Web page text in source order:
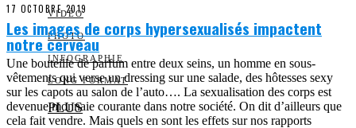
VIDÉO
PHOTO
INFOGRAPHIE
LONG FORMAT
PLUS
17 OCTOBRE 2019
Les images de corps hypersexualisés impactent
notre cerveau
Une bouteille de parfum entre deux seins, un homme en sous-
vêtements qui verse un dressing sur une salade, des hôtesses sexy
sur les capots au salon de l’auto…. La sexualisation des corps est
devenue monnaie courante dans notre société. On dit d’ailleurs que
cela fait vendre. Mais quels en sont les effets sur nos rapports